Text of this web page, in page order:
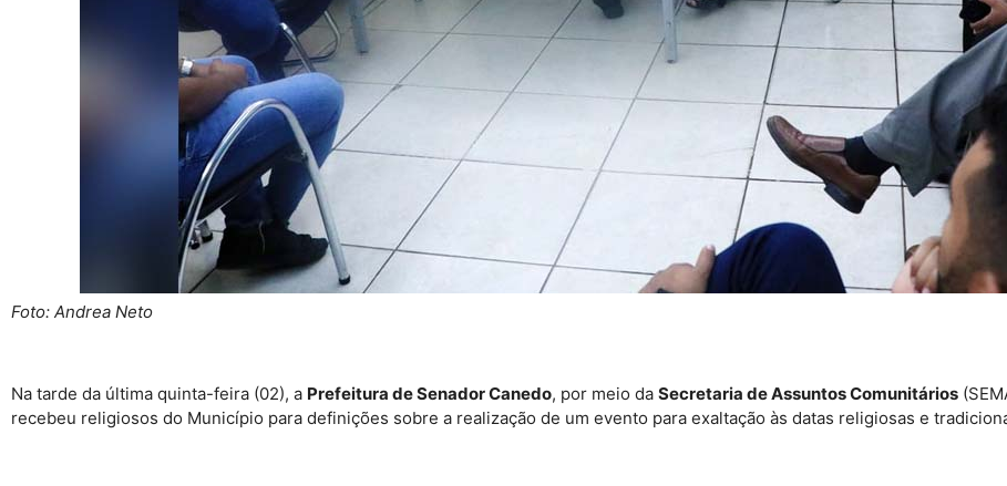
Foto: Andrea Neto
Na tarde da última quinta-feira (02), a Prefeitura de Senador Canedo, por meio da Secretaria de Assuntos Comunitários
recebeu religiosos do Município para definições sobre a realização de um evento para exaltação às datas religiosas e